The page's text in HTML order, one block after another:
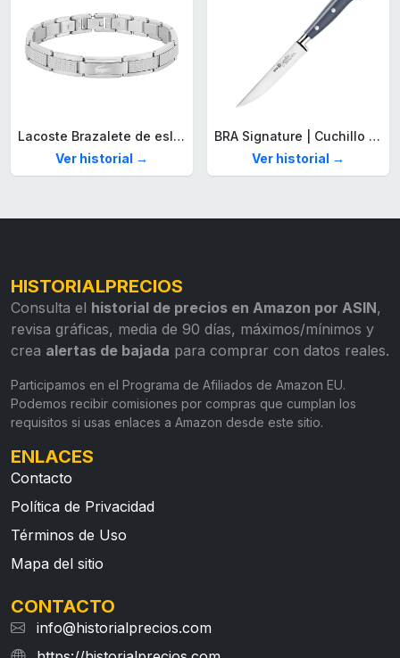
Lacoste Brazalete de eslabón para Hombre Colección STENCIL de Acero inoxidable
Ver historial →
BRA Signature | Cuchillo tomatero 120 mm, Acero Inoxidable alemán forjado con Molibdeno Vanadio, Mango Remachado ABS, Diseño Ergonómico, Hoja 1,6 mm espesor
Ver historial →
HISTORIALPRECIOS
Consulta el historial de precios en Amazon por ASIN,
revisa gráficas, media de 90 días, máximos/mínimos y
crea alertas de bajada para comprar con datos reales.
Participamos en el Programa de Afiliados de Amazon EU.
Podemos recibir comisiones por compras que cumplan los
requisitos si usas enlaces a Amazon desde este sitio.
ENLACES
Contacto
Política de Privacidad
Términos de Uso
Mapa del sitio
CONTACTO
info@historialprecios.com